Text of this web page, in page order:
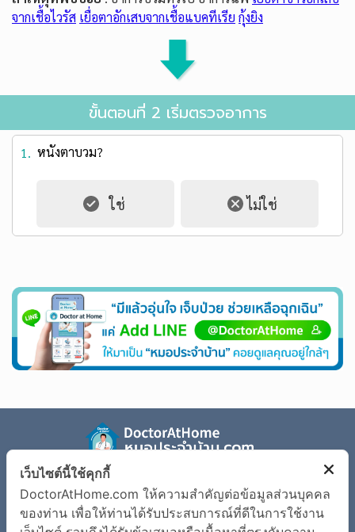
จากเชื้อไวรัส เยื่อตาอักเสบจากเชื้อแบคทีเรีย กุ้งยิง
ขั้นตอนที่ 2 เริ่มตรวจอาการ
1. หนังตาบวม?
รู้จัก Doctor at Home
ตรวจอาการเจ็บป่วย
ข้อมูลโรค
เงื่อนไขการใช้งานเว็บไซต์
เว็บไซต์นี้ใช้คุกกี้
DoctorAtHome.com ให้ความสำคัญต่อข้อมูลส่วนบุคคล
ของท่าน เพื่อให้ท่านได้รับประสบการณ์ที่ดีในการใช้งาน